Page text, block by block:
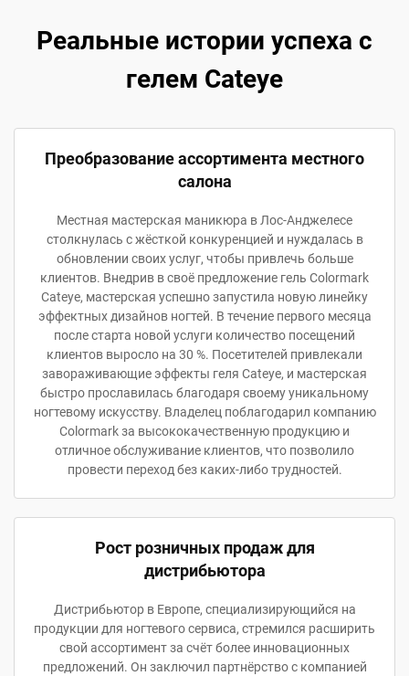
Реальные истории успеха с
гелем Cateye
Преобразование ассортимента местного
салона
Местная мастерская маникюра в Лос-Анджелесе
столкнулась с жёсткой конкуренцией и нуждалась в
обновлении своих услуг, чтобы привлечь больше
клиентов. Внедрив в своё предложение гель Colormark
Cateye, мастерская успешно запустила новую линейку
эффектных дизайнов ногтей. В течение первого месяца
после старта новой услуги количество посещений
клиентов выросло на 30 %. Посетителей привлекали
завораживающие эффекты геля Cateye, и мастерская
быстро прославилась благодаря своему уникальному
ногтевому искусству. Владелец поблагодарил компанию
Colormark за высококачественную продукцию и
отличное обслуживание клиентов, что позволило
провести переход без каких-либо трудностей.
Рост розничных продаж для
дистрибьютора
Дистрибьютор в Европе, специализирующийся на
продукции для ногтевого сервиса, стремился расширить
свой ассортимент за счёт более инновационных
предложений. Он заключил партнёрство с компанией